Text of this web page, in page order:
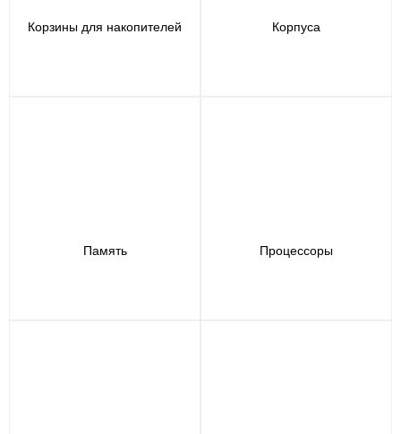
Корзины для накопителей Корпуса
Память Процессоры